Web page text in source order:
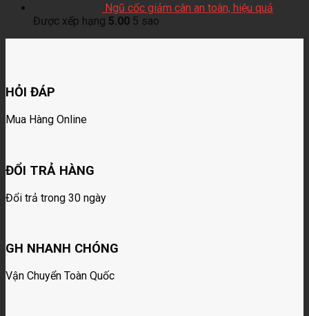
Ngũ cốc giảm cân an toàn, hiệu quả
Được xếp hạng 5.00 5 sao
HỎI ĐÁP
Mua Hàng Online
ĐỔI TRẢ HÀNG
Đổi trả trong 30 ngày
GH NHANH CHÓNG
Vận Chuyển Toàn Quốc